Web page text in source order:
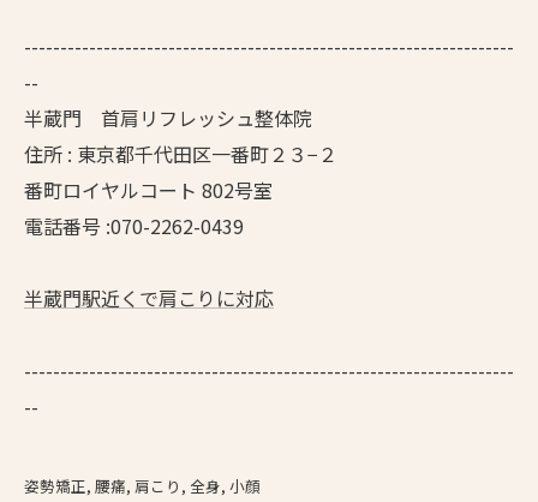
--------------------------------------------------------------------
--
半蔵門 首肩リフレッシュ整体院
住所 : 東京都千代田区一番町２３−２
番町ロイヤルコート 802号室
電話番号 :070-2262-0439
半蔵門駅近くで肩こりに対応
--------------------------------------------------------------------
--
姿勢矯正 腰痛 肩こり 全身 小顔